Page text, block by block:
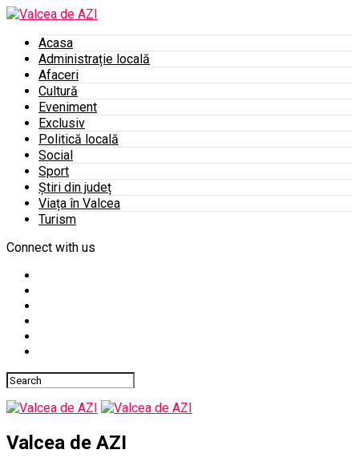
Acasa
Administrație locală
Afaceri
Cultură
Eveniment
Exclusiv
Politică locală
Social
Sport
Știri din județ
Viața în Valcea
Turism
Connect with us
Valcea de AZI